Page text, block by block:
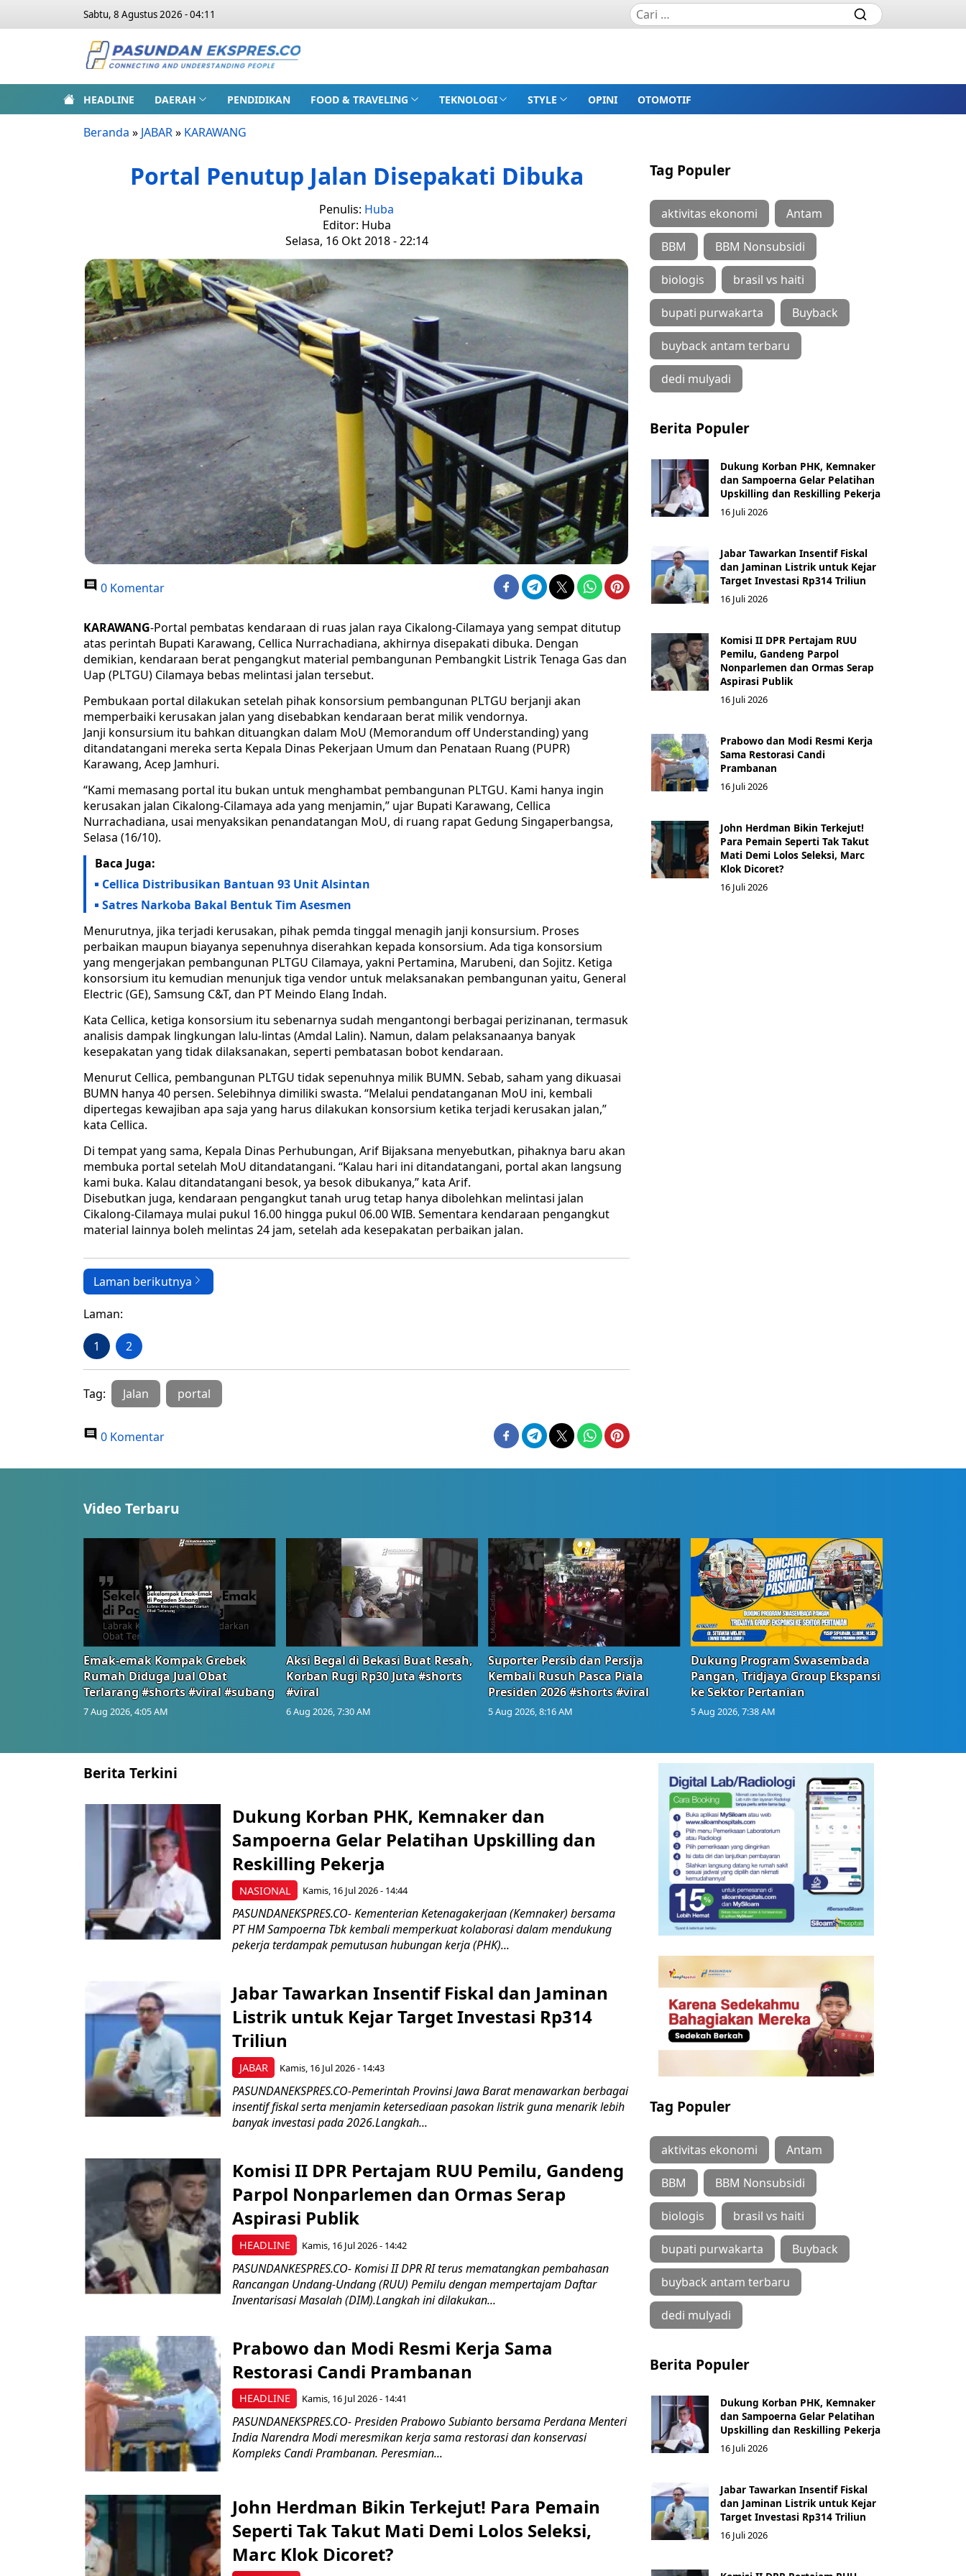
Sabtu, 8 Agustus 2026 - 04:11
HEADLINE DAERAH PENDIDIKAN FOOD & TRAVELING TEKNOLOGI STYLE OPINI OTOMOTIF
Beranda » JABAR» KARAWANG
Portal Penutup Jalan Disepakati Dibuka
Penulis: Huba
Editor: Huba
Selasa, 16 Okt 2018 - 22:14
0 Komentar
KARAWANG-Portal pembatas kendaraan di ruas jalan raya Cikalong-Cilamaya yang sempat ditutup
atas perintah Bupati Karawang, Cellica Nurrachadiana, akhirnya disepakati dibuka. Dengan
demikian, kendaraan berat pengangkut material pembangunan Pembangkit Listrik Tenaga Gas dan
Uap (PLTGU) Cilamaya bebas melintasi jalan tersebut.
Pembukaan portal dilakukan setelah pihak konsorsium pembangunan PLTGU berjanji akan
memperbaiki kerusakan jalan yang disebabkan kendaraan berat milik vendornya.
Janji konsursium itu bahkan dituangkan dalam MoU (Memorandum off Understanding) yang
ditandatangani mereka serta Kepala Dinas Pekerjaan Umum dan Penataan Ruang (PUPR)
Karawang, Acep Jamhuri.
“Kami memasang portal itu bukan untuk menghambat pembangunan PLTGU. Kami hanya ingin
kerusakan jalan Cikalong-Cilamaya ada yang menjamin,” ujar Bupati Karawang, Cellica
Nurrachadiana, usai menyaksikan penandatangan MoU, di ruang rapat Gedung Singaperbangsa,
Selasa (16/10).
Baca Juga:
Cellica Distribusikan Bantuan 93 Unit Alsintan
Satres Narkoba Bakal Bentuk Tim Asesmen
Menurutnya, jika terjadi kerusakan, pihak pemda tinggal menagih janji konsursium. Proses
perbaikan maupun biayanya sepenuhnya diserahkan kepada konsorsium. Ada tiga konsorsium
yang mengerjakan pembangunan PLTGU Cilamaya, yakni Pertamina, Marubeni, dan Sojitz. Ketiga
konsorsium itu kemudian menunjuk tiga vendor untuk melaksanakan pembangunan yaitu, General
Electric (GE), Samsung C&T, dan PT Meindo Elang Indah.
Kata Cellica, ketiga konsorsium itu sebenarnya sudah mengantongi berbagai perizinanan, termasuk
analisis dampak lingkungan lalu-lintas (Amdal Lalin). Namun, dalam pelaksanaanya banyak
kesepakatan yang tidak dilaksanakan, seperti pembatasan bobot kendaraan.
Menurut Cellica, pembangunan PLTGU tidak sepenuhnya milik BUMN. Sebab, saham yang dikuasai
BUMN hanya 40 persen. Selebihnya dimiliki swasta. “Melalui pendatanganan MoU ini, kembali
dipertegas kewajiban apa saja yang harus dilakukan konsorsium ketika terjadi kerusakan jalan,”
kata Cellica.
Di tempat yang sama, Kepala Dinas Perhubungan, Arif Bijaksana menyebutkan, pihaknya baru akan
membuka portal setelah MoU ditandatangani. “Kalau hari ini ditandatangani, portal akan langsung
kami buka. Kalau ditandatangani besok, ya besok dibukanya,” kata Arif.
Disebutkan juga, kendaraan pengangkut tanah urug tetap hanya dibolehkan melintasi jalan
Cikalong-Cilamaya mulai pukul 16.00 hingga pukul 06.00 WIB. Sementara kendaraan pengangkut
material lainnya boleh melintas 24 jam, setelah ada kesepakatan perbaikan jalan.
Laman berikutnya
Laman:
1 2
Tag: Jalan portal
0 Komentar
Tag Populer
aktivitas ekonomi Antam
BBM BBM Nonsubsidi
biologis brasil vs haiti
bupati purwakarta Buyback
buyback antam terbaru
dedi mulyadi
Berita Populer
Dukung Korban PHK, Kemnaker
dan Sampoerna Gelar Pelatihan
Upskilling dan Reskilling Pekerja
16 Juli 2026
Jabar Tawarkan Insentif Fiskal
dan Jaminan Listrik untuk Kejar
Target Investasi Rp314 Triliun
16 Juli 2026
Komisi II DPR Pertajam RUU
Pemilu, Gandeng Parpol
Nonparlemen dan Ormas Serap
Aspirasi Publik
16 Juli 2026
Prabowo dan Modi Resmi Kerja
Sama Restorasi Candi
Prambanan
16 Juli 2026
John Herdman Bikin Terkejut!
Para Pemain Seperti Tak Takut
Mati Demi Lolos Seleksi, Marc
Klok Dicoret?
16 Juli 2026
Video Terbaru
Emak-emak Kompak Grebek
Rumah Diduga Jual Obat
Terlarang #shorts #viral #subang
7 Aug 2026, 4:05 AM
Aksi Begal di Bekasi Buat Resah,
Korban Rugi Rp30 Juta #shorts
#viral
6 Aug 2026, 7:30 AM
Suporter Persib dan Persija
Kembali Rusuh Pasca Piala
Presiden 2026 #shorts #viral
5 Aug 2026, 8:16 AM
Dukung Program Swasembada
Pangan, Tridjaya Group Ekspansi
ke Sektor Pertanian
5 Aug 2026, 7:38 AM
Berita Terkini
NASIONAL
Dukung Korban PHK, Kemnaker dan
Sampoerna Gelar Pelatihan Upskilling dan
Reskilling Pekerja
Kamis, 16 Jul 2026 - 14:44
PASUNDANEKSPRES.CO- Kementerian Ketenagakerjaan (Kemnaker) bersama
PT HM Sampoerna Tbk kembali memperkuat kolaborasi dalam mendukung
pekerja terdampak pemutusan hubungan kerja (PHK)...
JABAR
Jabar Tawarkan Insentif Fiskal dan Jaminan
Listrik untuk Kejar Target Investasi Rp314
Triliun
Kamis, 16 Jul 2026 - 14:43
PASUNDANEKSPRES.CO-Pemerintah Provinsi Jawa Barat menawarkan berbagai
insentif fiskal serta menjamin ketersediaan pasokan listrik guna menarik lebih
banyak investasi pada 2026.Langkah...
HEADLINE
Komisi II DPR Pertajam RUU Pemilu, Gandeng
Parpol Nonparlemen dan Ormas Serap
Aspirasi Publik
Kamis, 16 Jul 2026 - 14:42
PASUNDANKESPRES.CO- Komisi II DPR RI terus mematangkan pembahasan
Rancangan Undang-Undang (RUU) Pemilu dengan mempertajam Daftar
Inventarisasi Masalah (DIM).Langkah ini dilakukan...
HEADLINE
Prabowo dan Modi Resmi Kerja Sama
Restorasi Candi Prambanan
Kamis, 16 Jul 2026 - 14:41
PASUNDANEKSPRES.CO- Presiden Prabowo Subianto bersama Perdana Menteri
India Narendra Modi meresmikan kerja sama restorasi dan konservasi
Kompleks Candi Prambanan. Peresmian...
John Herdman Bikin Terkejut! Para Pemain
Seperti Tak Takut Mati Demi Lolos Seleksi,
Marc Klok Dicoret?
Tag Populer
aktivitas ekonomi Antam
BBM BBM Nonsubsidi
biologis brasil vs haiti
bupati purwakarta Buyback
buyback antam terbaru
dedi mulyadi
Berita Populer
Dukung Korban PHK, Kemnaker
dan Sampoerna Gelar Pelatihan
Upskilling dan Reskilling Pekerja
16 Juli 2026
Jabar Tawarkan Insentif Fiskal
dan Jaminan Listrik untuk Kejar
Target Investasi Rp314 Triliun
16 Juli 2026